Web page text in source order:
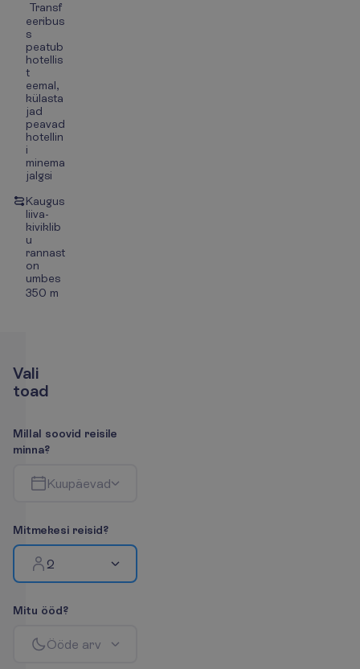
Transf
eeribus
s
peatub
hotellis
t
eemal,
külasta
jad
peavad
hotellin
i
minema
jalgsi
Kaugus
liiva-
kiviklib
u
rannast
on
umbes
350 m
Vali
toad
Millal soovid reisile
minna?
Kuupäevad
Mitmekesi reisid?
2
Mitu ööd?
Ööde arv